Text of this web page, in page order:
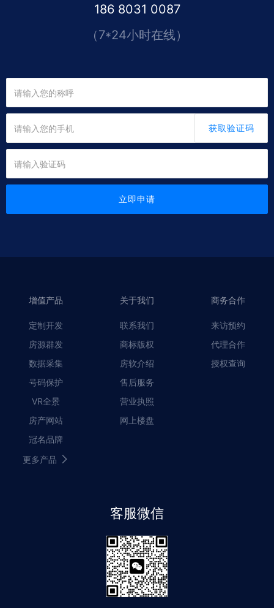
186 8031 0087
（7*24小时在线）
获取验证码
立即申请
增值产品
定制开发
房源群发
数据采集
号码保护
VR全景
房产网站
冠名品牌
更多产品
关于我们
联系我们
商标版权
房软介绍
售后服务
营业执照
网上楼盘
商务合作
来访预约
代理合作
授权查询
客服微信